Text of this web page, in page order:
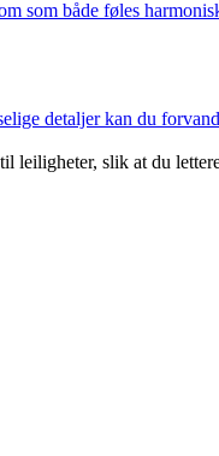
som både føles
detaljer kan du
slik at du